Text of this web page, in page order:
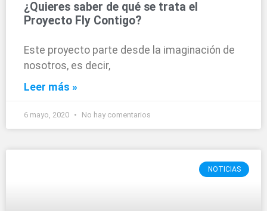
¿Quieres saber de qué se trata el
Proyecto Fly Contigo?
Este proyecto parte desde la imaginación de
nosotros, es decir,
Leer más »
6 mayo, 2020 No hay comentarios
NOTICIAS